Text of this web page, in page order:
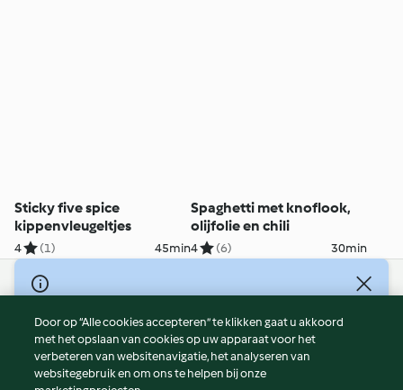
Sticky five spice
kippenvleugeltjes
4 (1) 45min
Spaghetti met knoflook,
olijfolie en chili
4 (6) 30min
© Copyright 2026
Gebruiksvoorwaarden
Privacybeleid
Disclaimer
Door op “Alle cookies accepteren” te klikken gaat u akkoord
met het opslaan van cookies op uw apparaat voor het
verbeteren van websitenavigatie, het analyseren van
websitegebruik en om ons te helpen bij onze